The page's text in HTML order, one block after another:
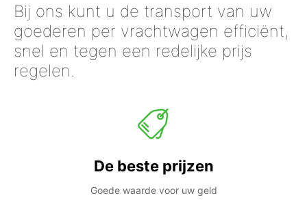
Bij ons kunt u de transport van uw
goederen per vrachtwagen efficiënt,
snel en tegen een redelijke prijs
regelen.
De beste prijzen
Goede waarde voor uw geld